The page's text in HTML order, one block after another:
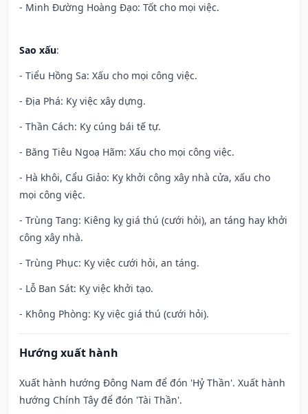
- Minh Đường Hoàng Đạo: Tốt cho mọi việc.
Sao xấu:
- Tiểu Hồng Sa: Xấu cho mọi công việc.
- Địa Phá: Kỵ việc xây dựng.
- Thần Cách: Kỵ cúng bái tế tự.
- Băng Tiêu Ngoạ Hãm: Xấu cho mọi công việc.
- Hà khôi, Cẩu Giảo: Kỵ khởi công xây nhà cửa, xấu cho
mọi công việc.
- Trùng Tang: Kiêng kỵ giá thú (cưới hỏi), an táng hay khởi
công xây nhà.
- Trùng Phục: Kỵ việc cưới hỏi, an táng.
- Lỗ Ban Sát: Kỵ việc khởi tạo.
- Không Phòng: Kỵ việc giá thú (cưới hỏi).
Hướng xuất hành
Xuất hành hướng Đông Nam để đón 'Hỷ Thần'. Xuất hành
hướng Chính Tây để đón 'Tài Thần'.